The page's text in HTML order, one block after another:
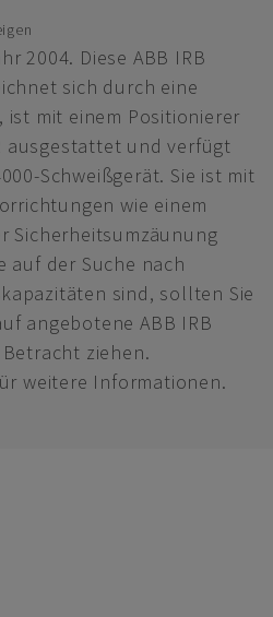
2004. Diese ABB IRB
sich durch eine
ist mit einem Positionierer
ausgestattet und verfügt
Schweißgerät. Sie ist mit
wie einem
Sicherheitsumzäunung
auf der Suche nach
sind, sollten Sie
angebotene ABB IRB
ziehen.
weitere Informationen.